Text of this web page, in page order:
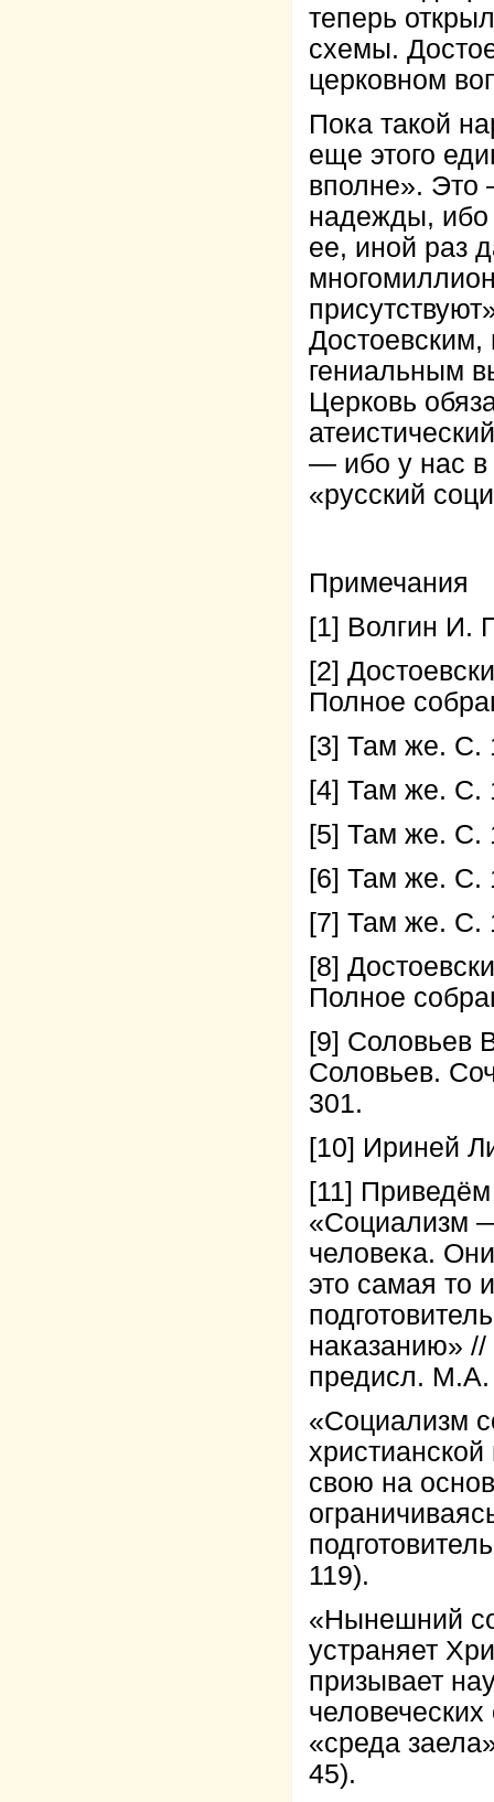
теперь
схемы.
церковном
Пока такой
еще этого
вполне». Это
надежды, ибо
ее, иной раз
Достоевским,
гениальным
Церковь
— ибо у нас в
«русский
Примечания
[1] Волгин И.
[2]
Полное
[3] Там же. С.
[4] Там же. С.
[5] Там же. С.
[6] Там же. С.
[7] Там же. С.
[8]
Полное
[9] Соловьев
Соловьев.
301.
[10] Ириней
[11]
«Социализм —
человека.
это самая то
наказанию» //
предисл.
«Социализм
свою на
119).
«Нынешний
устраняет
призывает
«среда
45).